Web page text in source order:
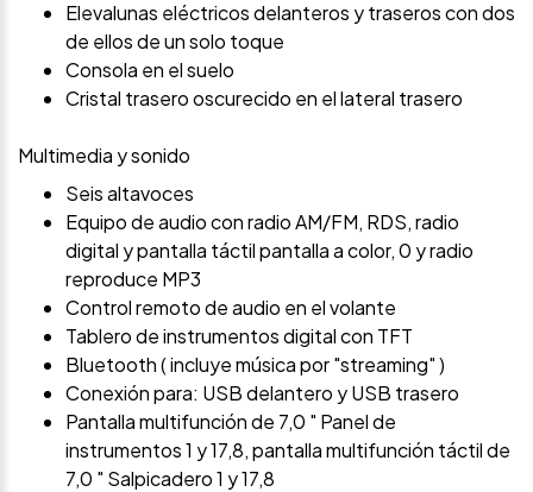
Elevalunas eléctricos delanteros y traseros con dos
de ellos de un solo toque
Consola en el suelo
Cristal trasero oscurecido en el lateral trasero
Multimedia y sonido
Seis altavoces
Equipo de audio con radio AM/FM, RDS, radio
digital y pantalla táctil pantalla a color, 0 y radio
reproduce MP3
Control remoto de audio en el volante
Tablero de instrumentos digital con TFT
Bluetooth ( incluye música por "streaming" )
Conexión para: USB delantero y USB trasero
Pantalla multifunción de 7,0 " Panel de
instrumentos 1 y 17,8, pantalla multifunción táctil de
7,0 " Salpicadero 1 y 17,8